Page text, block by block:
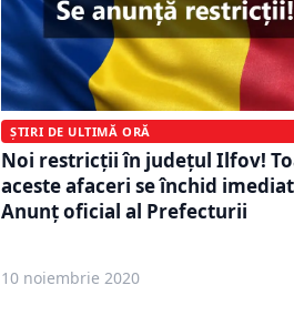
ȘTIRI DE ULTIMĂ ORĂ
Noi restricţii în judeţul Ilfov!
aceste afaceri se închid
Anunţ oficial al Prefecturii
10 noiembrie 2020